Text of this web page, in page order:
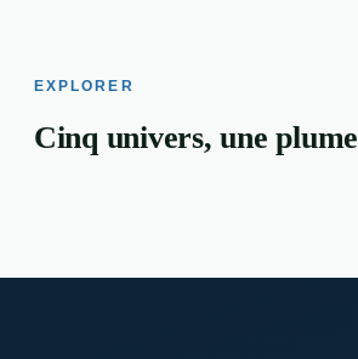
EXPLORER
Cinq univers, une plume